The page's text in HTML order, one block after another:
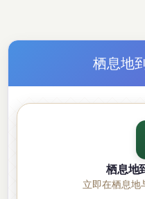
栖息地
栖息地
立即在栖息地